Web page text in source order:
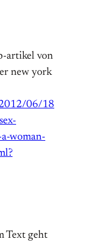
artikel von
new york
06/18
woman-
Text geht